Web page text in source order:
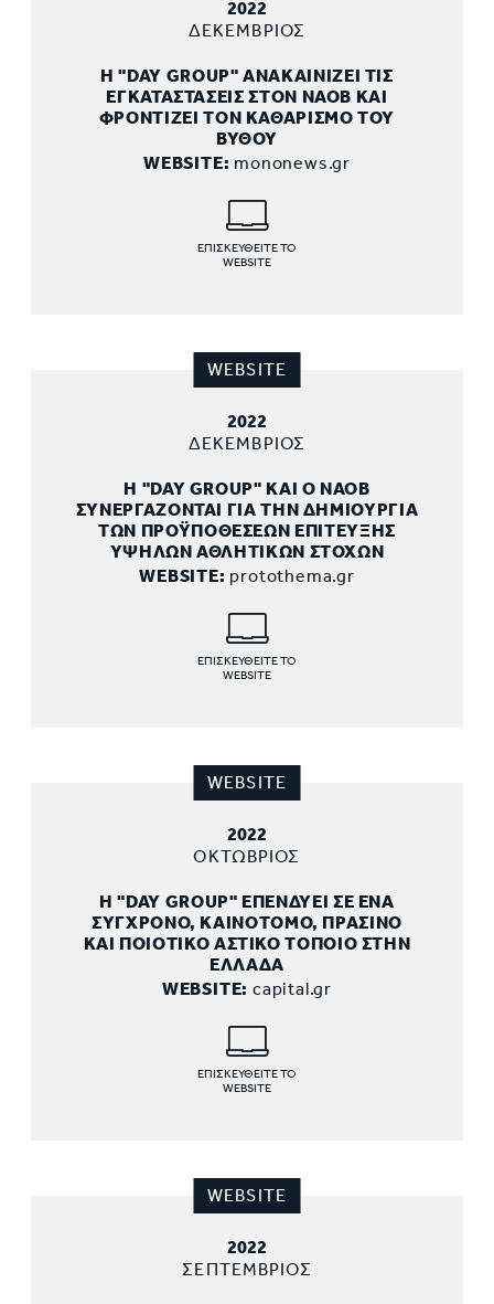
2022
ΔΕΚΕΜΒΡΙΟΣ
Η "DAY GROUP" ΑΝΑΚΑΙΝΙΖΕΙ ΤΙΣ
ΕΓΚΑΤΑΣΤΑΣΕΙΣ ΣΤΟΝ ΝΑΟΒ ΚΑΙ
ΦΡΟΝΤΙΖΕΙ ΤΟΝ ΚΑΘΑΡΙΣΜΟ ΤΟΥ
ΒΥΘΟΥ
WEBSITE: mononews.gr
ΕΠΙΣΚΕΥΘΕΙΤΕ ΤΟ
WEBSITE
WEBSITE
2022
ΔΕΚΕΜΒΡΙΟΣ
Η "DAY GROUP" ΚΑΙ Ο ΝΑΟΒ
ΣΥΝΕΡΓΑΖΟΝΤΑΙ ΓΙΑ ΤΗΝ ΔΗΜΙΟΥΡΓΙΑ
ΤΩΝ ΠΡΟΫΠΟΘΕΣΕΩΝ ΕΠΙΤΕΥΞΗΣ
ΥΨΗΛΩΝ ΑΘΛΗΤΙΚΩΝ ΣΤΟΧΩΝ
WEBSITE: protothema.gr
ΕΠΙΣΚΕΥΘΕΙΤΕ ΤΟ
WEBSITE
WEBSITE
2022
ΟΚΤΩΒΡΙΟΣ
Η "DAY GROUP" ΕΠΕΝΔΥΕΙ ΣΕ ΕΝΑ
ΣΥΓΧΡΟΝΟ, ΚΑΙΝΟΤΟΜΟ, ΠΡΑΣΙΝΟ
ΚΑΙ ΠΟΙΟΤΙΚΟ ΑΣΤΙΚΟ ΤΟΠΟΙΟ ΣΤΗΝ
ΕΛΛΑΔΑ
WEBSITE: capital.gr
ΕΠΙΣΚΕΥΘΕΙΤΕ ΤΟ
WEBSITE
WEBSITE
2022
ΣΕΠΤΕΜΒΡΙΟΣ